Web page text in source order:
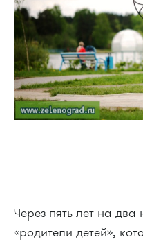
Через пять лет на
«родители детей»,